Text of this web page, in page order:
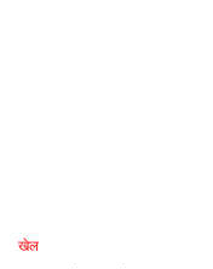
खेल